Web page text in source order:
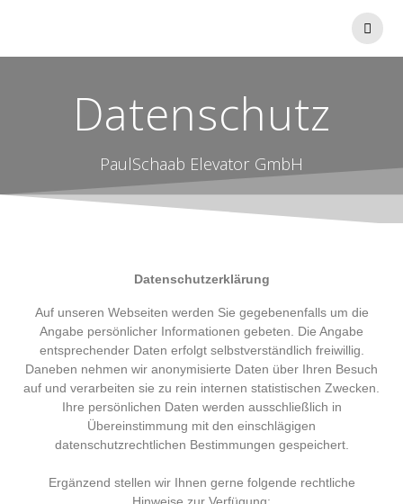
Datenschutz
PaulSchaab Elevator GmbH
Datenschutzerklärung
Auf unseren Webseiten werden Sie gegebenenfalls um die
Angabe persönlicher Informationen gebeten. Die Angabe
entsprechender Daten erfolgt selbstverständlich freiwillig.
Daneben nehmen wir anonymisierte Daten über Ihren Besuch
auf und verarbeiten sie zu rein internen statistischen Zwecken.
Ihre persönlichen Daten werden ausschließlich in
Übereinstimmung mit den einschlägigen
datenschutzrechtlichen Bestimmungen gespeichert.
Ergänzend stellen wir Ihnen gerne folgende rechtliche
Hinweise zur Verfügung: